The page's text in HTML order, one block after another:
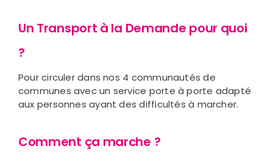
Un Transport à la Demande pour quoi
?
Pour circuler dans nos 4 communautés de
communes avec un service porte à porte adapté
aux personnes ayant des difficultés à marcher.
Comment ça marche ?